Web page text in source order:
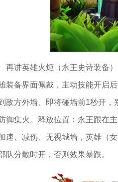
再讲英雄火炬（永王史诗装备
装备界面佩戴，主动技能开启
敌方外墙、即将碰墙前1秒开，
御集火。释放位置：永王跟在
速、减伤、无视城墙，英雄（
队分散时开，否则效果暴跌。